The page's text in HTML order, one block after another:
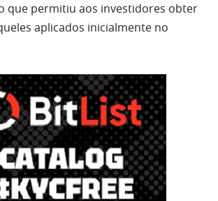
que permitiu aos investidores obter
aplicados inicialmente no